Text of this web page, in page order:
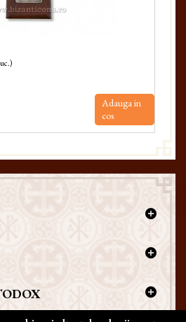
Adauga in
cos